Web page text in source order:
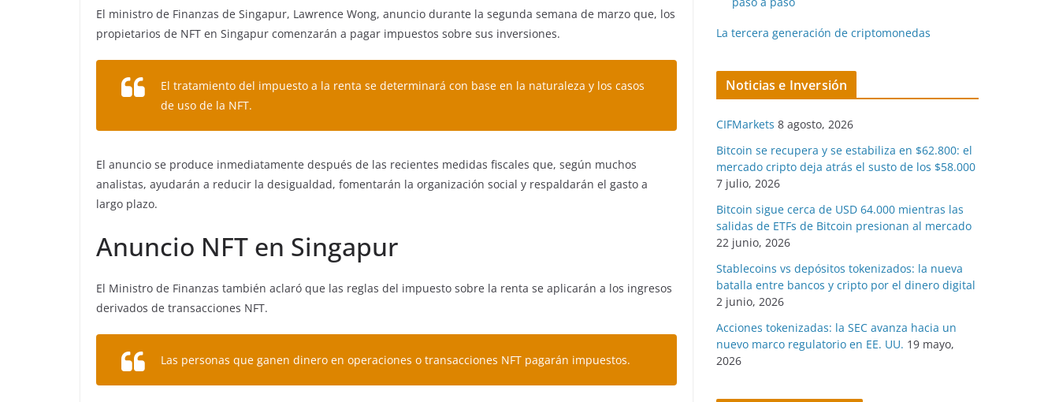
El ministro de Finanzas de Singapur, Lawrence Wong, anuncio durante la segunda semana de marzo que, los
propietarios de NFT en Singapur comenzarán a pagar impuestos sobre sus inversiones.
El tratamiento del impuesto a la renta se determinará con base en la naturaleza y los casos
de uso de la NFT.
El anuncio se produce inmediatamente después de las recientes medidas fiscales que, según muchos
analistas, ayudarán a reducir la desigualdad, fomentarán la organización social y respaldarán el gasto a
largo plazo.
Anuncio NFT en Singapur
El Ministro de Finanzas también aclaró que las reglas del impuesto sobre la renta se aplicarán a los ingresos
derivados de transacciones NFT.
Las personas que ganen dinero en operaciones o transacciones NFT pagarán impuestos.
La tercera generación de criptomonedas
Noticias e Inversión
CIFMarkets 8 agosto, 2026
Bitcoin se recupera y se estabiliza en $62.800: el
mercado cripto deja atrás el susto de los $58.000
7 julio, 2026
Bitcoin sigue cerca de USD 64.000 mientras las
salidas de ETFs de Bitcoin presionan al mercado
22 junio, 2026
Stablecoins vs depósitos tokenizados: la nueva
batalla entre bancos y cripto por el dinero digital
2 junio, 2026
Acciones tokenizadas: la SEC avanza hacia un
nuevo marco regulatorio en EE. UU. 19 mayo,
2026